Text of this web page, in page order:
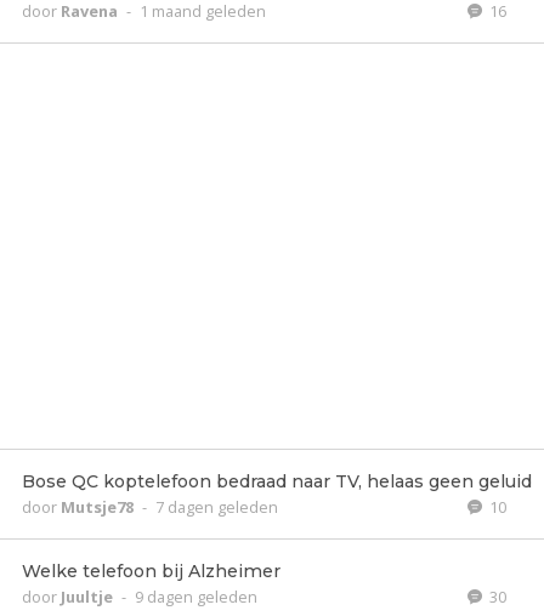
door Ravena - 1 maand geleden 16
Bose QC koptelefoon bedraad naar TV, helaas geen geluid
door Mutsje78 - 7 dagen geleden 10
Welke telefoon bij Alzheimer
door Juultje - 9 dagen geleden 30